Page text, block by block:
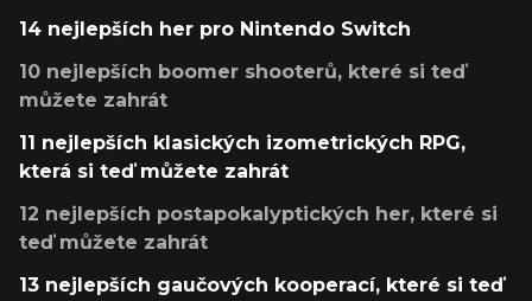
14 nejlepších her pro Nintendo Switch
10 nejlepších boomer shooterů, které si teď
můžete zahrát
11 nejlepších klasických izometrických RPG,
která si teď můžete zahrát
12 nejlepších postapokalyptických her, které si
teď můžete zahrát
13 nejlepších gaučových kooperací, které si teď